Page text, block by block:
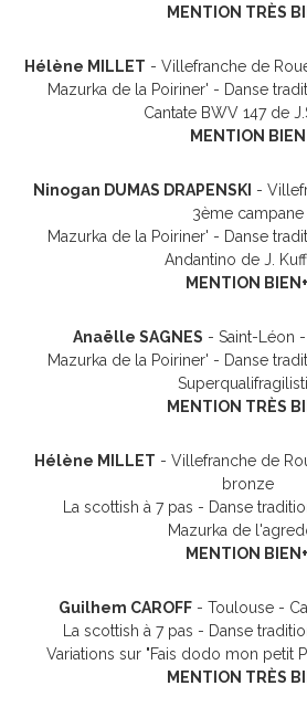
MENTION TRÈS
Hélène MILLET - Villefranche de
Mazurka de la Poiriner' - Danse
Cantate BWV 147 de
MENTION BIEN
Ninogan DUMAS DRAPENSKI -
3ème campane
Mazurka de la Poiriner' - Danse
Andantino de J.
MENTION BIEN+
Anaëlle SAGNES - Saint-Léon
Mazurka de la Poiriner' - Danse
MENTION TRÈS
Hélène MILLET - Villefranche de
bronze
La scottish à 7 pas - Danse
Mazurka de
MENTION BIEN+
Guilhem CAROFF- Toulouse -
La scottish à 7 pas - Danse
Variations sur "Fais dodo mon petit
MENTION TRÈS